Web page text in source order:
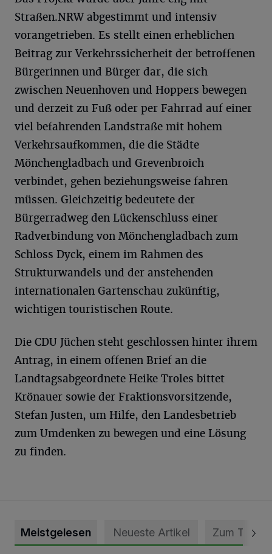
Straßen.NRW abgestimmt und intensiv
vorangetrieben. Es stellt einen erheblichen
Beitrag zur Verkehrssicherheit der betroffenen
Bürgerinnen und Bürger dar, die sich
zwischen Neuenhoven und Hoppers bewegen
und derzeit zu Fuß oder per Fahrrad auf einer
viel befahrenden Landstraße mit hohem
Verkehrsaufkommen, die die Städte
Mönchengladbach und Grevenbroich
verbindet, gehen beziehungsweise fahren
müssen. Gleichzeitig bedeutete der
Bürgerradweg den Lückenschluss einer
Radverbindung von Mönchengladbach zum
Schloss Dyck, einem im Rahmen des
Strukturwandels und der anstehenden
internationalen Gartenschau zukünftig,
wichtigen touristischen Route.
Die CDU Jüchen steht geschlossen hinter ihrem
Antrag, in einem offenen Brief an die
Landtagsabgeordnete Heike Troles bittet
Krönauer sowie der Fraktionsvorsitzende,
Stefan Justen, um Hilfe, den Landesbetrieb
zum Umdenken zu bewegen und eine Lösung
zu finden.
Meistgelesen Neueste Artikel Zum Thema